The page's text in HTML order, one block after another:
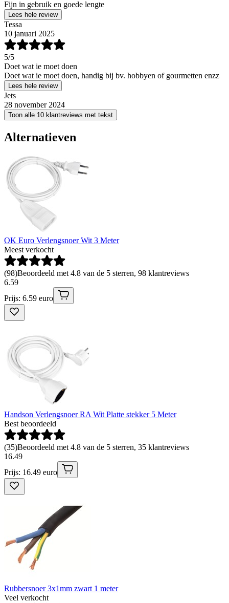
Fijn in gebruik en goede lengte
Lees hele review
Tessa
10 januari 2025
5/5
Doet wat ie moet doen
Doet wat ie moet doen, handig bij bv. hobbyen of gourmetten enzz
Lees hele review
Jets
28 november 2024
Toon alle 10 klantreviews met tekst
Alternatieven
OK Euro Verlengsnoer Wit 3 Meter
Meest verkocht
(98)Beoordeeld met 4.8 van de 5 sterren, 98 klantreviews
6.59
Prijs: 6.59 euro
Handson Verlengsnoer RA Wit Platte stekker 5 Meter
Best beoordeeld
(35)Beoordeeld met 4.8 van de 5 sterren, 35 klantreviews
16.49
Prijs: 16.49 euro
Rubbersnoer 3x1mm zwart 1 meter
Veel verkocht